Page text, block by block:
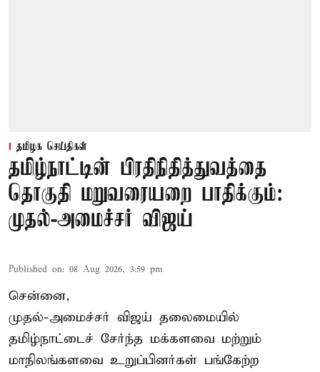
தமிழக செய்திகள்
தமிழ்நாட்டின் பிரதிநிதித்துவத்தை
தொகுதி மறுவரையறை பாதிக்கும்:
முதல்-அமைச்சர் விஜய்
Published on: 08 Aug 2026, 3:59 pm
சென்னை,
முதல்-அமைச்சர் விஜய் தலைமையில்
தமிழ்நாட்டைச் சேர்ந்த மக்களவை மற்றும்
மாநிலங்களவை உறுப்பினர்கள் பங்கேற்ற